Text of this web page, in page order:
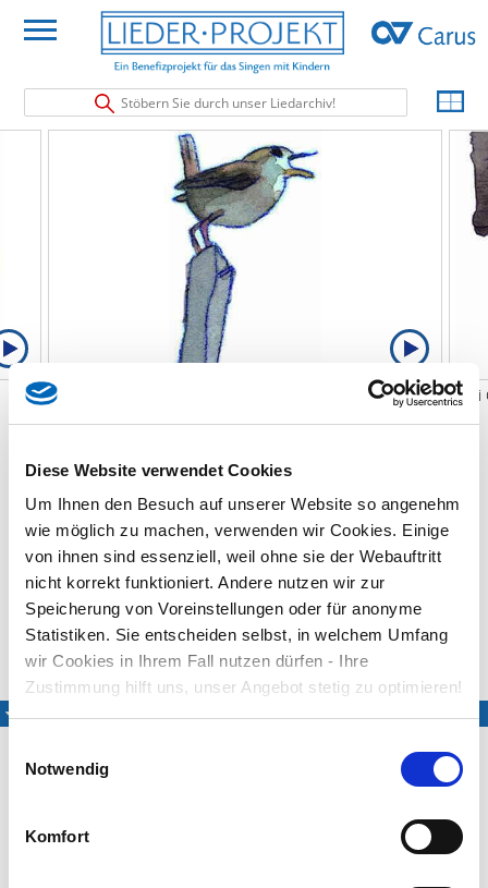
Diese Website verwendet Cookies
Um Ihnen den Besuch auf unserer Website so angenehm
wie möglich zu machen, verwenden wir Cookies. Einige
von ihnen sind essenziell, weil ohne sie der Webauftritt
nicht korrekt funktioniert. Andere nutzen wir zur
Speicherung von Voreinstellungen oder für anonyme
Statistiken. Sie entscheiden selbst, in welchem Umfang
wir Cookies in Ihrem Fall nutzen dürfen - Ihre
Zustimmung hilft uns, unser Angebot stetig zu optimieren!
Notwendig
Komfort
Stöbern Sie durch unser Liedarchiv!
Ich bin der Stimmakrobat Drei
Leider können zu diesem Lied aus rechtlichen oder
Texte bereitgestellt werden.
Danke für Ihr Verständnis!
Melodie und Text: Uli Führe (*1957), 2001, aus: "Kroko Tarrap",
© Fidula-Verlag Boppard/Rhein
Medien
Eingesungene Fassung